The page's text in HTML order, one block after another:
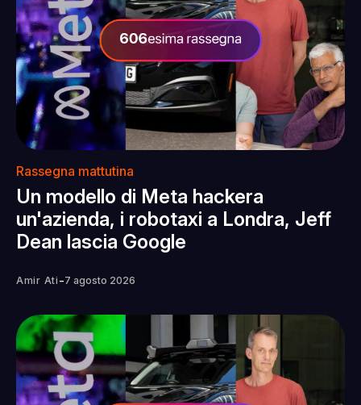
Rassegna mattutina
Un modello di Meta hackera
un'azienda, i robotaxi a Londra, Jeff
Dean lascia Google
Amir Ati -7 agosto 2026